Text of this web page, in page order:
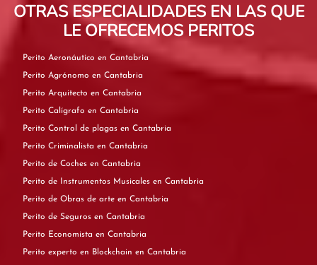
OTRAS ESPECIALIDADES EN LAS QUE
LE OFRECEMOS PERITOS
Perito Aeronáutico en Cantabria
Perito Agrónomo en Cantabria
Perito Arquitecto en Cantabria
Perito Calígrafo en Cantabria
Perito Control de plagas en Cantabria
Perito Criminalista en Cantabria
Perito de Coches en Cantabria
Perito de Instrumentos Musicales en Cantabria
Perito de Obras de arte en Cantabria
Perito de Seguros en Cantabria
Perito Economista en Cantabria
Perito experto en Blockchain en Cantabria